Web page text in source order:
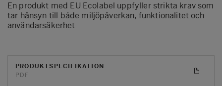
En produkt med EU Ecolabel uppfyller strikta krav som
tar hänsyn till både miljöpåverkan, funktionalitet och
användarsäkerhet
PRODUKTSPECIFIKATION
PDF